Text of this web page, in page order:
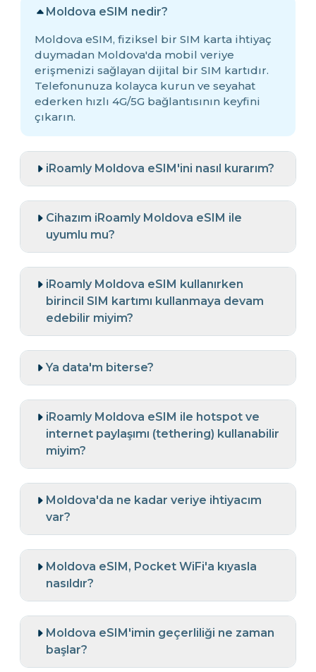
Moldova eSIM nedir?
Moldova eSIM, fiziksel bir SIM karta ihtiyaç
duymadan Moldova'da mobil veriye
erişmenizi sağlayan dijital bir SIM kartıdır.
Telefonunuza kolayca kurun ve seyahat
ederken hızlı 4G/5G bağlantısının keyfini
çıkarın.
iRoamly Moldova eSIM'ini nasıl kurarım?
Cihazım iRoamly Moldova eSIM ile
uyumlu mu?
iRoamly Moldova eSIM kullanırken
birincil SIM kartımı kullanmaya devam
edebilir miyim?
Ya data'm biterse?
iRoamly Moldova eSIM ile hotspot ve
internet paylaşımı (tethering) kullanabilir
miyim?
Moldova'da ne kadar veriye ihtiyacım
var?
Moldova eSIM, Pocket WiFi'a kıyasla
nasıldır?
Moldova eSIM'imin geçerliliği ne zaman
başlar?